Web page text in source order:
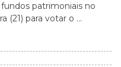
patrimoniais no
(21) para votar o ...